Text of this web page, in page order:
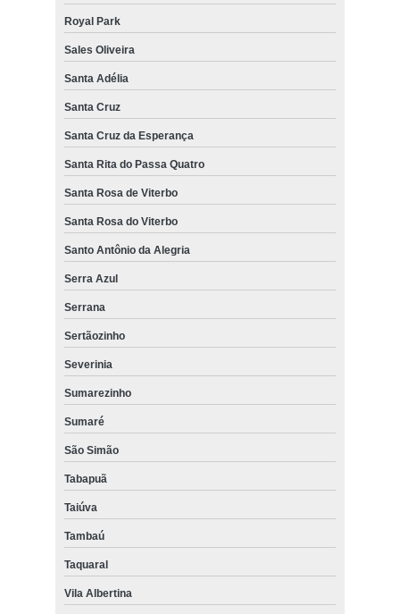
Royal Park
Sales Oliveira
Santa Adélia
Santa Cruz
Santa Cruz da Esperança
Santa Rita do Passa Quatro
Santa Rosa de Viterbo
Santa Rosa do Viterbo
Santo Antônio da Alegria
Serra Azul
Serrana
Sertãozinho
Severinia
Sumarezinho
Sumaré
São Simão
Tabapuã
Taiúva
Tambaú
Taquaral
Vila Albertina